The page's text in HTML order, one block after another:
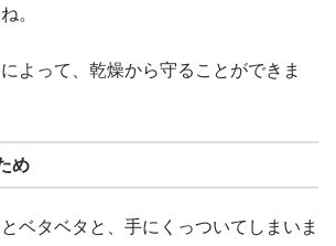
。
よって、乾燥から守ることができま
め
ベタベタと、手にくっついてしまいま